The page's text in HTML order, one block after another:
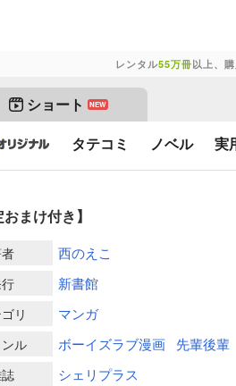
レンタル55万冊以上、購
ショート NEW
タテコミ ノベル 実
まけ付き】
西のえこ
新書館
リ マンガ
ル ボーイズラブ漫画 先輩後輩
シェリプラス